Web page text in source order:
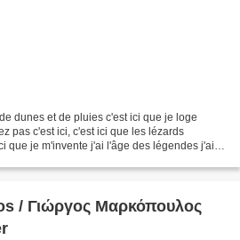
dunes et de pluies c'est ici que je loge
pas c'est ici, c'est ici que les lézards
que je m'invente j'ai l'âge des légendes j'ai
/ Γιώργος Μαρκόπουλος